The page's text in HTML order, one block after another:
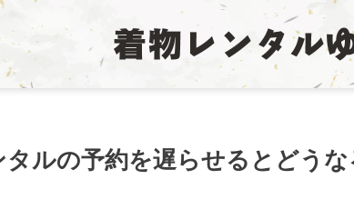
タルの予約を遅らせるとどう